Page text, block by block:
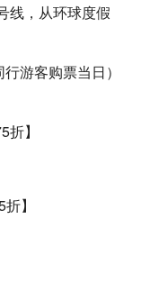
线，从环球度假
游客购票当日）
】
】